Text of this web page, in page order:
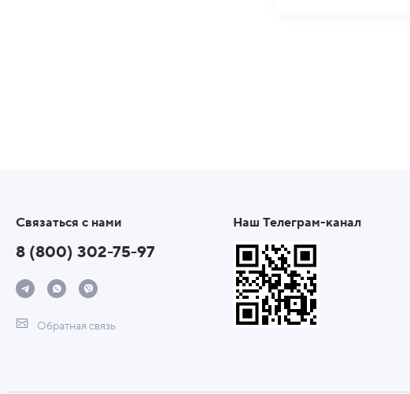
Связаться с нами
8 (800) 302-75-97
Обратная связь
Наш Телеграм-канал